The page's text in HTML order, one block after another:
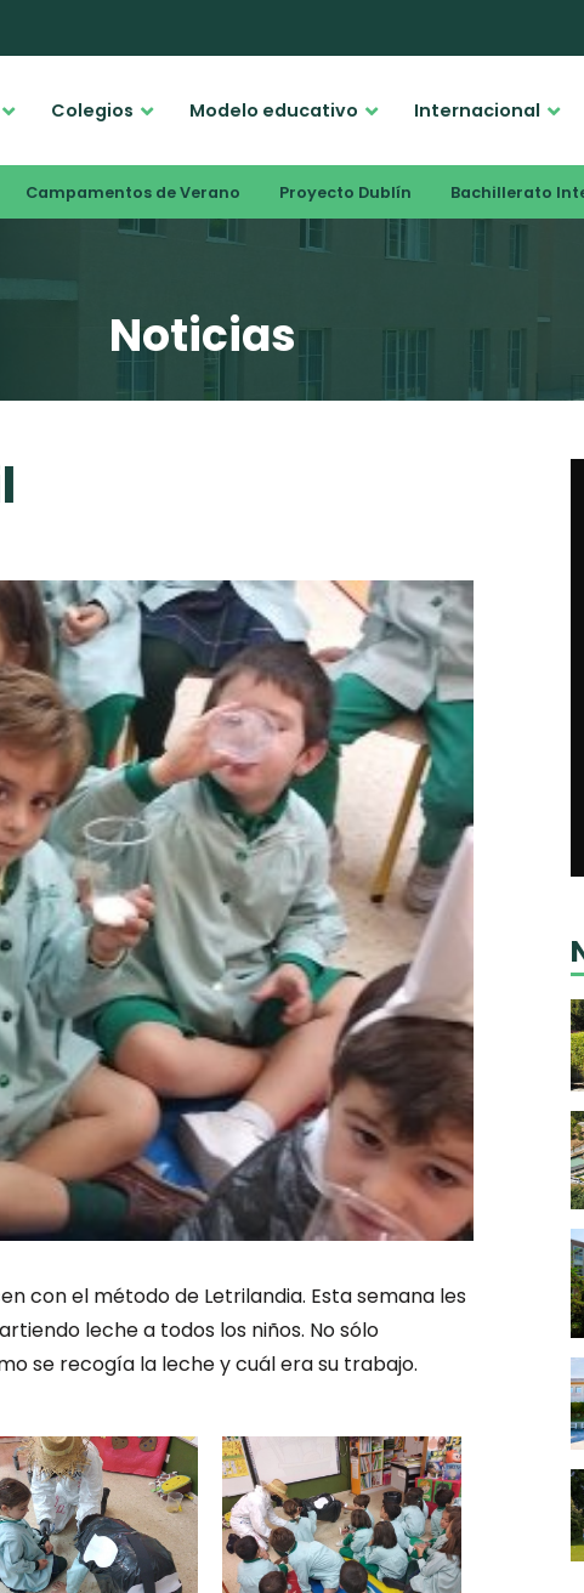
Colegios Modelo educativo Internacional
Campamentos de Verano Proyecto Dublín Bachillerato
Noticias
con el método de Letrilandia. Esta semana les
leche a todos los niños. No sólo
se recogía la leche y cuál era su trabajo.